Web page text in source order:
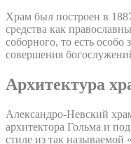
Храм был построен в
средства как
соборного, то есть
совершения
Архитектура
Александро-Невский
архитектора Гольма и
стиле из так называемой